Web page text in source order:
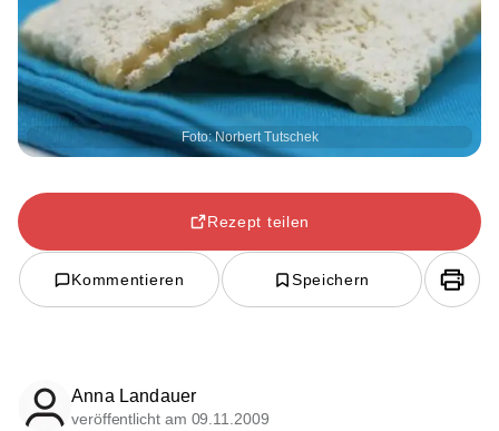
Foto: Norbert Tutschek
Rezept teilen
Kommentieren Speichern
Anna Landauer
veröffentlicht am 09.11.2009